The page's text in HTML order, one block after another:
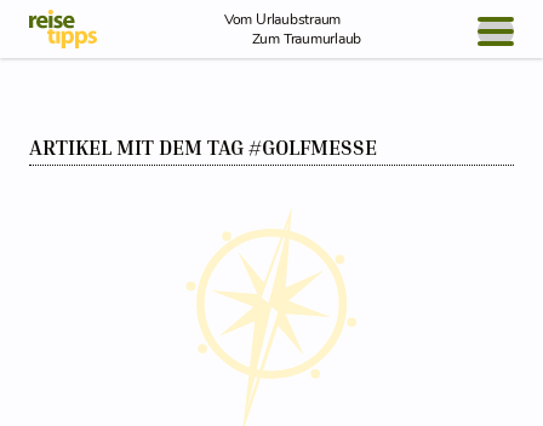
Skip to Content
Vom Urlaubstraum
Zum Traumurlaub
NEWS
ARTIKEL MIT DEM TAG #GOLFMESSE